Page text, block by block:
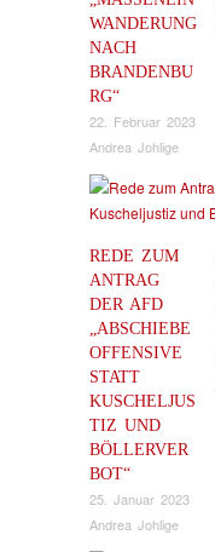
WANDERUNG
NACH
BRANDENBU
RG“
22. Februar 2023
Andrea Johlige
REDE ZUM
ANTRAG
DER AFD
„ABSCHIEBE
OFFENSIVE
STATT
KUSCHELJUS
TIZ UND
BÖLLERVER
BOT“
25. Januar 2023
Andrea Johlige